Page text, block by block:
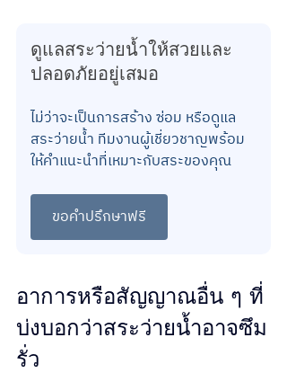
ดูแลสระว่ายน้ำให้สวยและ
ปลอดภัยอยู่เสมอ
ไม่ว่าจะเป็นการสร้าง ซ่อม หรือดูแล
สระว่ายน้ำ ทีมงานผู้เชี่ยวชาญพร้อม
ให้คำแนะนำที่เหมาะกับสระของคุณ
ขอคำปรึกษาฟรี
อาการหรือสัญญาณอื่น ๆ ที่
บ่งบอกว่าสระว่ายน้ำอาจซึม
รั่ว